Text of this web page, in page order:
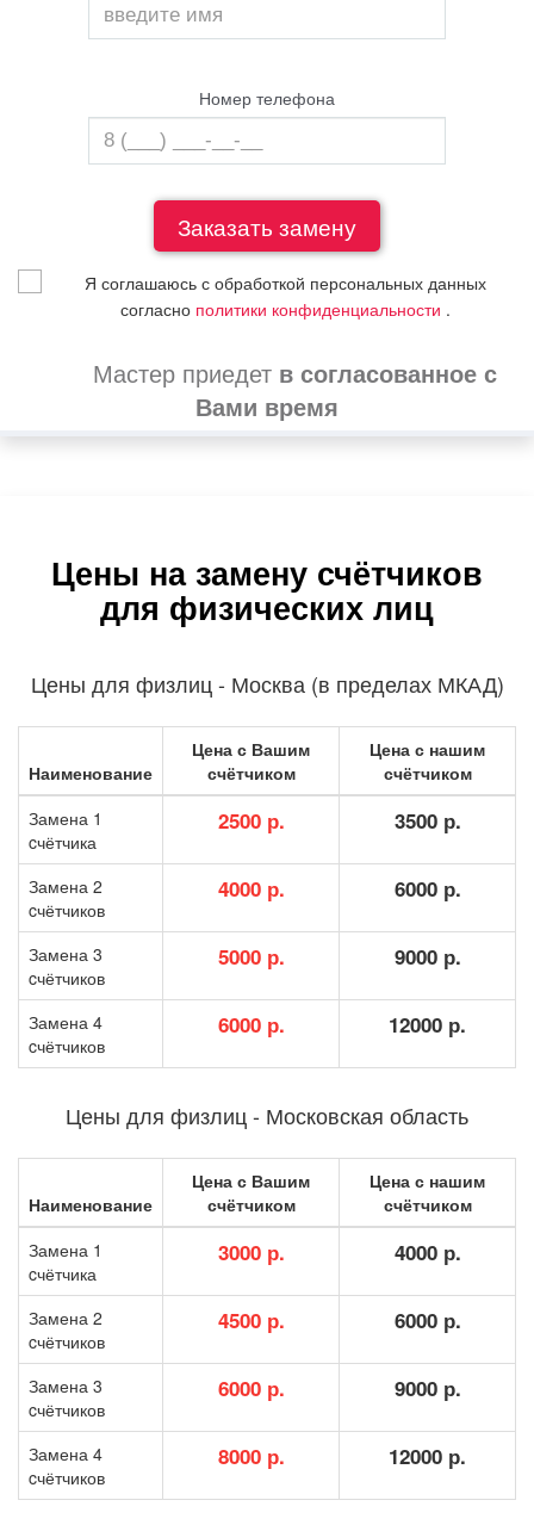
Номер телефона
Я соглашаюсь с обработкой персональных данных
согласно политики конфиденциальности .
Мастер приедет в согласованное с
Вами время
Цены на замену счётчиков
для физических лиц
Цены для физлиц - Москва (в пределах МКАД)
Наименование
Цена с Вашим
счётчиком
Цена с нашим
счётчиком
Замена 1
cчётчика
2500 р. 3500 р.
Замена 2
cчётчиков
4000 р. 6000 р.
Замена 3
cчётчиков
5000 р. 9000 р.
Замена 4
cчётчиков
6000 р. 12000 р.
Цены для физлиц - Московская область
Наименование
Цена с Вашим
счётчиком
Цена с нашим
счётчиком
Замена 1
cчётчика
3000 р. 4000 р.
Замена 2
cчётчиков
4500 р. 6000 р.
Замена 3
cчётчиков
6000 р. 9000 р.
Замена 4
cчётчиков
8000 р. 12000 р.